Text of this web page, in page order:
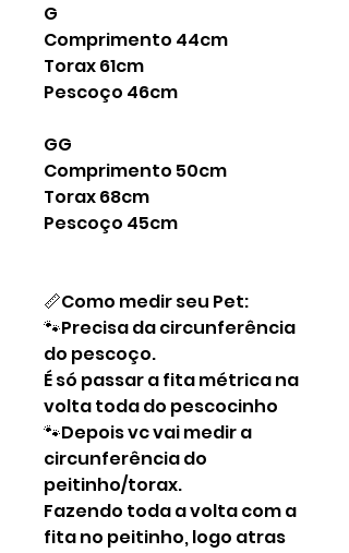
G
Comprimento 44cm
Torax 61cm
Pescoço 46cm
GG
Comprimento 50cm
Torax 68cm
Pescoço 45cm
📏Como medir seu Pet:
🐾Precisa da circunferência
do pescoço.
É só passar a fita métrica na
volta toda do pescocinho
🐾Depois vc vai medir a
circunferência do
peitinho/torax.
Fazendo toda a volta com a
fita no peitinho, logo atras